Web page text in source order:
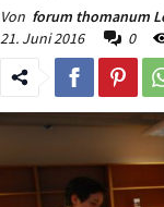
Von forum thomanum
21. Juni 2016
0